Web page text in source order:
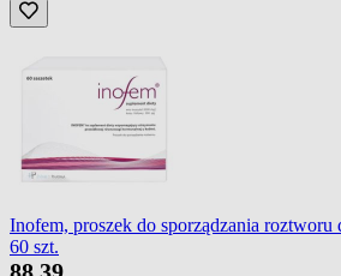
Inofem, proszek do sporządzania roztworu
60 szt.